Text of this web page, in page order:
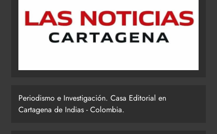
Periodismo e Investigación. Casa Editorial en
Cartagena de Indias - Colombia.